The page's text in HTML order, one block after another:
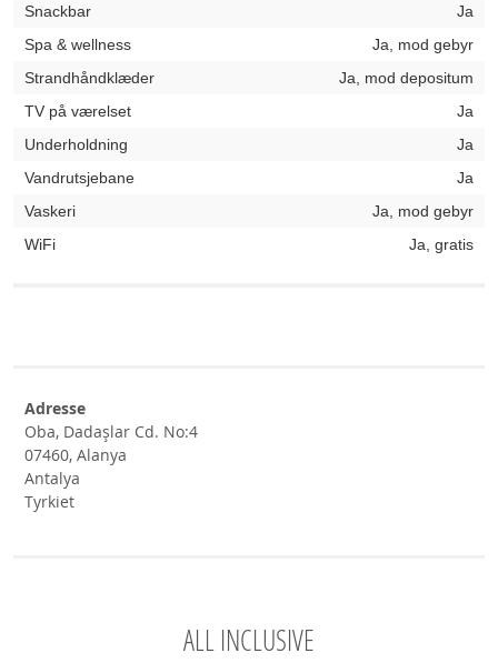
Snackbar
Ja
Spa & wellness
Ja, mod gebyr
Strandhåndklæder
Ja, mod depositum
TV på værelset
Ja
Underholdning
Ja
Vandrutsjebane
Ja
Vaskeri
Ja, mod gebyr
WiFi
Ja, gratis
Adresse
Oba, Dadaşlar Cd. No:4
07460, Alanya
Antalya
Tyrkiet
ALL INCLUSIVE